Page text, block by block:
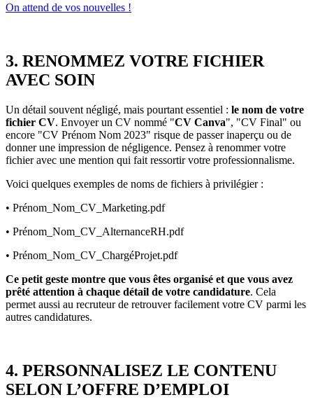
On attend de vos nouvelles !
3. RENOMMEZ VOTRE FICHIER
AVEC SOIN
Un détail souvent négligé, mais pourtant essentiel : le nom de votre
fichier CV. Envoyer un CV nommé "CV Canva", "CV Final" ou
encore "CV Prénom Nom 2023" risque de passer inaperçu ou de
donner une impression de négligence. Pensez à renommer votre
fichier avec une mention qui fait ressortir votre professionnalisme.
Voici quelques exemples de noms de fichiers à privilégier :
• Prénom_Nom_CV_Marketing.pdf
• Prénom_Nom_CV_AlternanceRH.pdf
• Prénom_Nom_CV_ChargéProjet.pdf
Ce petit geste montre que vous êtes organisé et que vous avez
prêté attention à chaque détail de votre candidature. Cela
permet aussi au recruteur de retrouver facilement votre CV parmi les
autres candidatures.
4. PERSONNALISEZ LE CONTENU
SELON L’OFFRE D’EMPLOI